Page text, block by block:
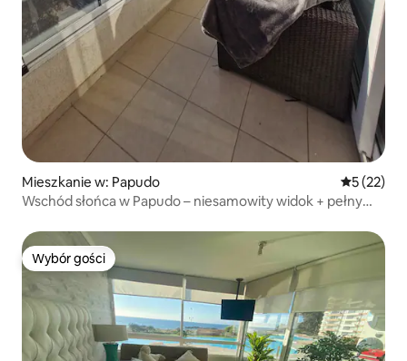
Mieszkanie w: Papudo Średnia
5 (22)
Wschód słońca w Papudo – niesamowity widok + pełny
Wybór gości
Wybór gości